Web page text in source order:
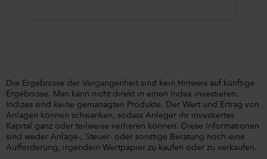
Die Ergebnisse der Vergangenheit sind kein Hinweis auf künftige
Ergebnisse. Man kann nicht direkt in einen Index investieren.
Indizes sind keine gemanagten Produkte. Der Wert und Ertrag von
Anlagen können schwanken, sodass Anleger ihr investiertes
Kapital ganz oder teilweise verlieren können. Diese Informationen
sind weder Anlage-, Steuer- oder sonstige Beratung noch eine
Aufforderung, irgendein Wertpapier zu kaufen oder zu verkaufen.